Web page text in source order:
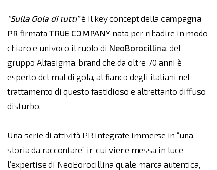
“Sulla Gola di tutti”è il key concept della campagna
PR firmata TRUE COMPANY nata per ribadire in modo
chiaro e univoco il ruolo di NeoBorocillina, del
gruppo Alfasigma, brand che da oltre 70 anni è
esperto del mal di gola, al fianco degli italiani nel
trattamento di questo fastidioso e altrettanto diffuso
disturbo.
Una serie di attività PR integrate immerse in “una
storia da raccontare” in cui viene messa in luce
l’expertise di NeoBorocillina quale marca autentica,